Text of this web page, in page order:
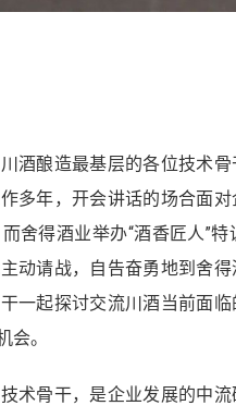
酒酿造最基层的各位技术
多年，开会讲话的场合面
舍得酒业举办“酒香匠人”
动请战，自告奋勇地到舍
一起探讨交流川酒当前面
会。
术骨干，是企业发展的中